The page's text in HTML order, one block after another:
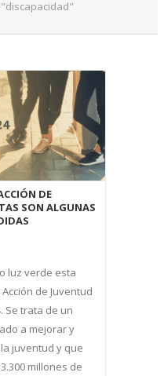
DE
SON ALGUNAS
luz verde esta
de Juventud
Se trata de un
a mejorar y
juventud y que
millones de